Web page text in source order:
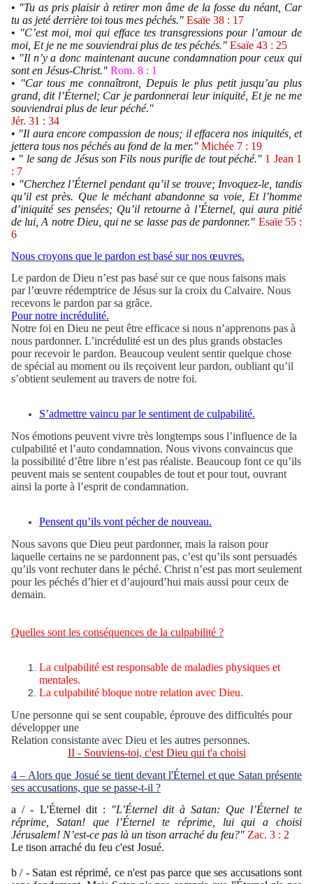
• "Tu as pris plaisir à retirer mon âme de la fosse du néant, Car
tu as jeté derrière toi tous mes péchés." Esaïe 38 : 17
• "C’est moi, moi qui efface tes transgressions pour l’amour de
moi, Et je ne me souviendrai plus de tes péchés." Esaïe 43 : 25
• "Il n’y a donc maintenant aucune condamnation pour ceux qui
sont en Jésus-Christ." Rom. 8 : 1
• "Car tous me connaîtront, Depuis le plus petit jusqu’au plus
grand, dit l’Éternel; Car je pardonnerai leur iniquité, Et je ne me
souviendrai plus de leur péché."
Jér. 31 : 34
• "Il aura encore compassion de nous; il effacera nos iniquités, et
jettera tous nos péchés au fond de la mer." Michée 7 : 19
• " le sang de Jésus son Fils nous purifie de tout péché." 1 Jean 1
: 7
• "Cherchez l’Éternel pendant qu’il se trouve; Invoquez-le, tandis
qu’il est près. Que le méchant abandonne sa voie, Et l’homme
d’iniquité ses pensées; Qu’il retourne à l’Éternel, qui aura pitié
de lui, A notre Dieu, qui ne se lasse pas de pardonner." Esaïe 55 :
6
Nous croyons que le pardon est basé sur nos œuvres.
Le pardon de Dieu n’est pas basé sur ce que nous faisons mais
par l’œuvre rédemptrice de Jésus sur la croix du Calvaire. Nous
recevons le pardon par sa grâce.
Pour notre incrédulité.
Notre foi en Dieu ne peut être efficace si nous n’apprenons pas à
nous pardonner. L’incrédulité est un des plus grands obstacles
pour recevoir le pardon. Beaucoup veulent sentir quelque chose
de spécial au moment ou ils reçoivent leur pardon, oubliant qu’il
s’obtient seulement au travers de notre foi.
S’admettre vaincu par le sentiment de culpabilité.
Nos émotions peuvent vivre très longtemps sous l’influence de la
culpabilité et l’auto condamnation. Nous vivons convaincus que
la possibilité d’être libre n’est pas réaliste. Beaucoup font ce qu’ils
peuvent mais se sentent coupables de tout et pour tout, ouvrant
ainsi la porte à l’esprit de condamnation.
Pensent qu’ils vont pécher de nouveau.
Nous savons que Dieu peut pardonner, mais la raison pour
laquelle certains ne se pardonnent pas, c’est qu’ils sont persuadés
qu’ils vont rechuter dans le péché. Christ n’est pas mort seulement
pour les péchés d’hier et d’aujourd’hui mais aussi pour ceux de
demain.
Quelles sont les conséquences de la culpabilité ?
La culpabilité est responsable de maladies physiques et
mentales.
La culpabilité bloque notre relation avec Dieu.
Une personne qui se sent coupable, éprouve des difficultés pour
développer une
Relation consistante avec Dieu et les autres personnes.
II - Souviens-toi, c'est Dieu qui t'a choisi
4 – Alors que Josué se tient devant l'Éternel et que Satan présente
ses accusations, que se passe-t-il ?
a / - L'Éternel dit :
"L’Éternel dit à Satan: Que l’Éternel te
réprime, Satan! que l’Éternel te réprime, lui qui a choisi
Jérusalem! N’est-ce pas là un tison arraché du feu?" Zac. 3 : 2
Le tison arraché du feu c'est Josué.
b / - Satan est réprimé, ce n'est pas parce que ses accusations sont